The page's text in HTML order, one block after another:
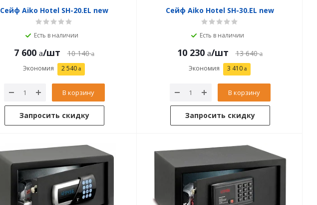
Сейф Aiko Hotel SH-20.EL new
Есть в наличии
7 600 /шт 10 140
Экономия 2 540
В корзину
Запросить скидку
Сейф Aiko Hotel SH-30.EL new
Есть в наличии
10 230 /шт 13 640
Экономия 3 410
В корзину
Запросить скидку